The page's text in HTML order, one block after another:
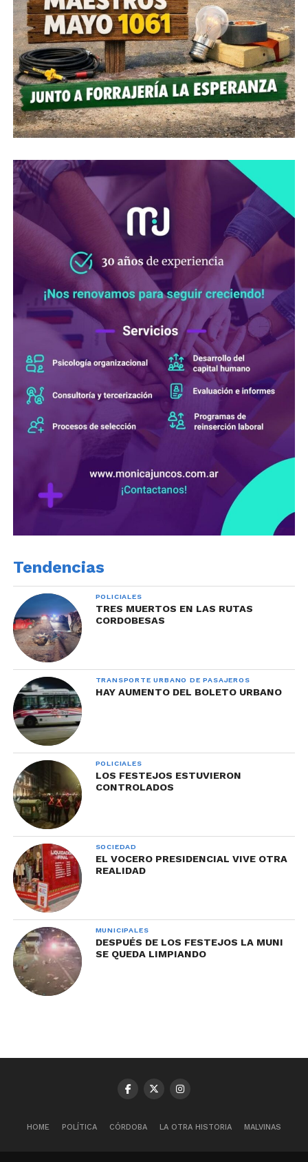
Tendencias
POLICIALES
TRES MUERTOS EN LAS RUTAS
CORDOBESAS
TRANSPORTE URBANO DE PASAJEROS
HAY AUMENTO DEL BOLETO URBANO
POLICIALES
LOS FESTEJOS ESTUVIERON
CONTROLADOS
SOCIEDAD
EL VOCERO PRESIDENCIAL VIVE OTRA
REALIDAD
MUNICIPALES
DESPUÉS DE LOS FESTEJOS LA MUNI
SE QUEDA LIMPIANDO
HOME POLÍTICA CÓRDOBA LA OTRA HISTORIA MALVINAS